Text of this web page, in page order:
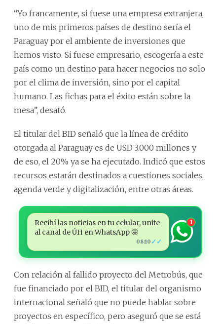
“Yo francamente, si fuese una empresa extranjera,
uno de mis primeros países de destino sería el
Paraguay por el ambiente de inversiones que
hemos visto. Si fuese empresario, escogería a este
país como un destino para hacer negocios no solo
por el clima de inversión, sino por el capital
humano. Las fichas para el éxito están sobre la
mesa”, desató.
El titular del BID señaló que la línea de crédito
otorgada al Paraguay es de USD 3.000 millones y
de eso, el 20% ya se ha ejecutado. Indicó que estos
recursos estarán destinados a cuestiones sociales,
agenda verde y digitalización, entre otras áreas.
Recibí las noticias en tu celular, unite
al canal de ÚH en WhatsApp 🤩
08:10 ✓✓
1
Con relación al fallido proyecto del Metrobús, que
fue financiado por el BID, el titular del organismo
internacional señaló que no puede hablar sobre
proyectos en específico, pero aseguró que se está